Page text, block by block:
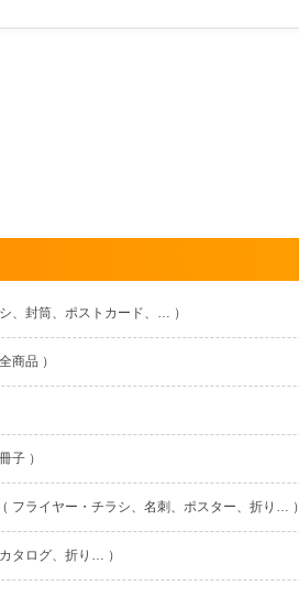
、封筒、ポストカード、… ）
全商品 ）
子 ）
（ フライヤー・チラシ、名刺、ポスター、折り… ）
タログ、折り… ）